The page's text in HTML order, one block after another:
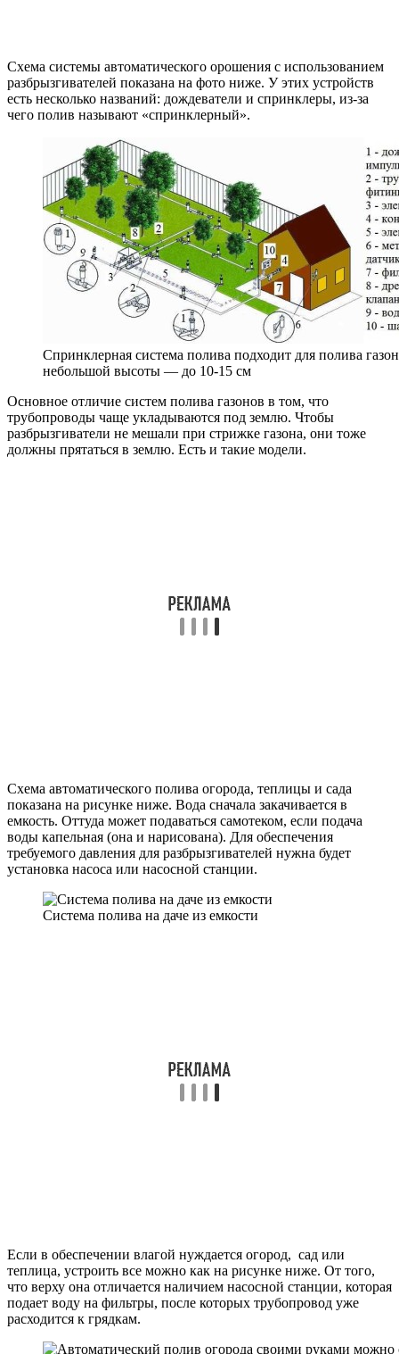
Схема системы автоматического орошения с использованием
разбрызгивателей показана на фото ниже. У этих устройств
есть несколько названий: дождеватели и спринклеры, из-за
чего полив называют «спринклерный».
Спринклерная система полива подходит для полива
небольшой высоты — до 10-15 см
Основное отличие систем полива газонов в том, что
трубопроводы чаще укладываются под землю. Чтобы
разбрызгиватели не мешали при стрижке газона, они тоже
должны прятаться в землю. Есть и такие модели.
Схема автоматического полива огорода, теплицы и сада
показана на рисунке ниже. Вода сначала закачивается в
емкость. Оттуда может подаваться самотеком, если подача
воды капельная (она и нарисована). Для обеспечения
требуемого давления для разбрызгивателей нужна будет
установка насоса или насосной станции.
Система полива на даче из емкости
Если в обеспечении влагой нуждается огород, сад или
теплица, устроить все можно как на рисунке ниже. От того,
что верху она отличается наличием насосной станции, которая
подает воду на фильтры, после которых трубопровод уже
расходится к грядкам.